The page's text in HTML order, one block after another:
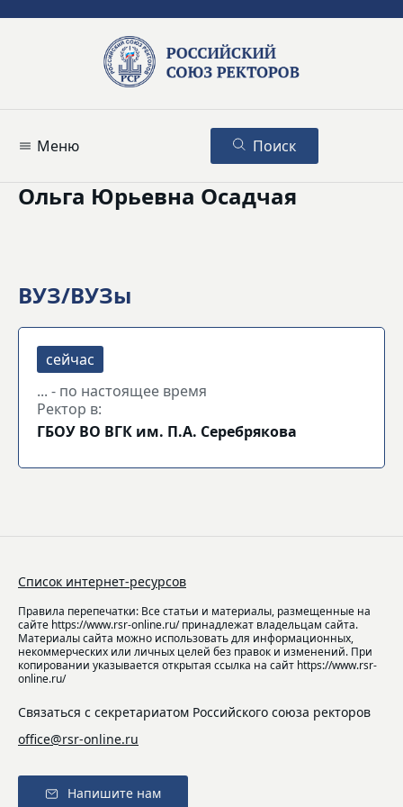
Меню Поиск
Ольга Юрьевна Осадчая
ВУЗ/ВУЗы
... - по настоящее время
Ректор в:
ГБОУ ВО ВГК им. П.А. Серебрякова
Список интернет-ресурсов
Правила перепечатки: Все статьи и материалы, размещенные на
сайте https://www.rsr-online.ru/ принадлежат владельцам сайта.
Материалы сайта можно использовать для информационных,
некоммерческих или личных целей без правок и изменений. При
копировании указывается открытая ссылка на сайт https://www.rsr-
online.ru/
Связаться с секретариатом Российского союза ректоров
office@rsr-online.ru
Напишите нам